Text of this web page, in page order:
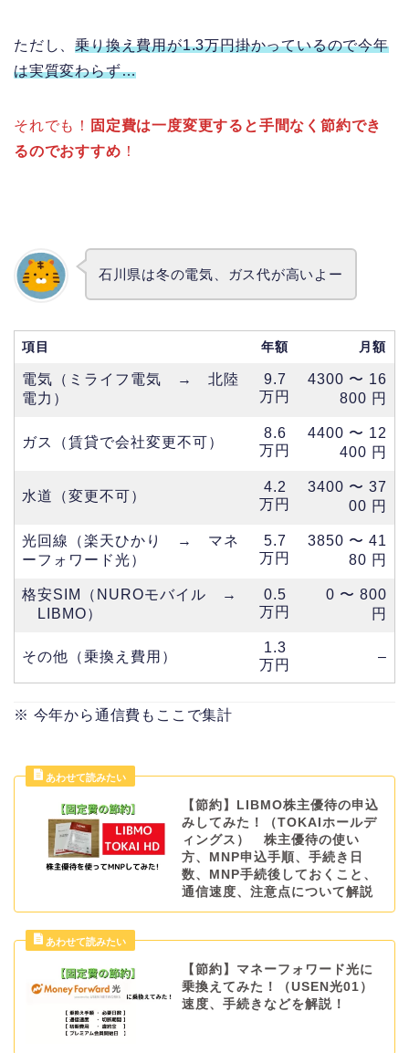
ただし、乗り換え費用が1.3万円掛かっているので今年
は実質変わらず…
それでも！
固定費は一度変更すると手間なく節約でき
るのでおすすめ ！
石川県は冬の電気、ガス代が高いよー
項目 年額 月額
電気（ミライフ電気 → 北陸
電力）
9.7
万円
4300 〜 16
800 円
ガス（賃貸で会社変更不可）
8.6
万円
4400 〜 12
400 円
水道（変更不可）
4.2
万円
3400 〜 37
00 円
光回線（楽天ひかり → マネ
ーフォワード光）
5.7
万円
3850 〜 41
80 円
格安SIM（NUROモバイル →
LIBMO）
0.5
万円
0 〜 800
円
その他（乗換え費用）
1.3
万円
–
※ 今年から通信費もここで集計
【節約】LIBMO株主優待の申込
みしてみた！（TOKAIホールデ
ィングス） 株主優待の使い
方、MNP申込手順、手続き日
数、MNP手続後しておくこと、
通信速度、注意点について解説
【節約】マネーフォワード光に
乗換えてみた！（USEN光01）
速度、手続きなどを解説！